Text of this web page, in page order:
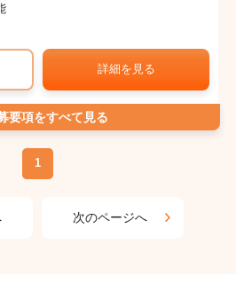
詳細を見る
要項をすべて見る
1
次のページへ